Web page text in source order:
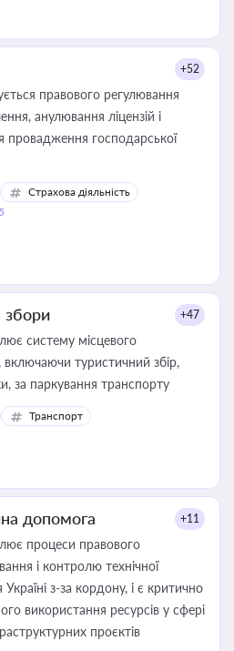
+52
правового регулювання
анулювання ліцензій і
провадження господарської
Страхова діяльність
збори +47
систему місцевого
включаючи туристичний збір,
плату за земельні ділянки, за паркування транспорту
Транспорт
допомога +11
процеси правового
і контролю технічної
з-за кордону, і є критично
використання ресурсів у сфері
проєктів